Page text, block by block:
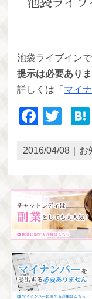
池袋ライブ
池袋ライブイン
提示は必要ありま
詳しくは「 マイ
2016/04/08｜お